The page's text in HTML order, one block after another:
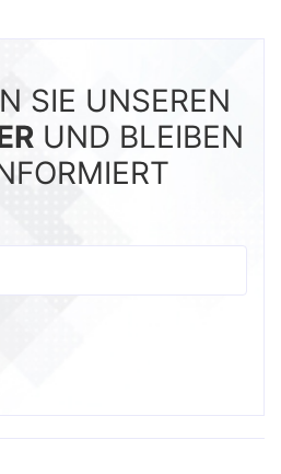
SIE UNSEREN
UND BLEIBEN